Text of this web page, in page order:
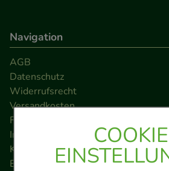
Navigation
AGB
Datenschutz
Widerrufsrecht
Versandkosten
FAQ
Impressum
Kontakt
Barrierefreiheitserklärung